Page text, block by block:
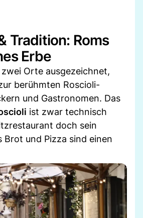
Tradition: Roms
Erbe
Orte ausgezeichnet,
berühmten Roscioli-
und Gastronomen. Das
ist zwar technisch
doch sein
Brot und Pizza sind einen